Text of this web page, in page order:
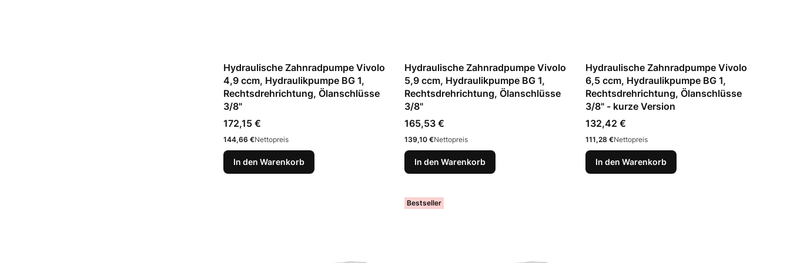
Hydraulische Zahnradpumpe Vivolo
4,9 ccm, Hydraulikpumpe BG 1,
Rechtsdrehrichtung, Ölanschlüsse
3/8"
Preis
172,15 €
Preis
144,66 €Nettopreis
In den Warenkorb
Hydraulische Zahnradpumpe Vivolo
5,9 ccm, Hydraulikpumpe BG 1,
Rechtsdrehrichtung, Ölanschlüsse
3/8"
Preis
165,53 €
Preis
139,10 €Nettopreis
In den Warenkorb
Hydraulische Zahnradpumpe Vivolo
6,5 ccm, Hydraulikpumpe BG 1,
Rechtsdrehrichtung, Ölanschlüsse
3/8" - kurze Version
Preis
132,42 €
Preis
111,28 €Nettopreis
In den Warenkorb
Bestseller